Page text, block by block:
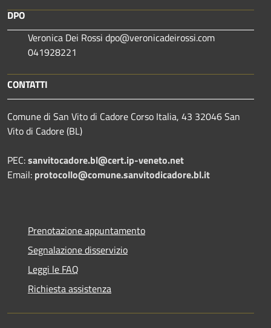
DPO
Veronica Dei Rossi dpo@veronicadeirossi.com
041928221
CONTATTI
Comune di San Vito di Cadore Corso Italia, 43 32046 San
Vito di Cadore (BL)
PEC:sanvitocadore.bl@cert.ip-veneto.net
Email: protocollo@comune.sanvitodicadore.bl.it
Prenotazione appuntamento
Segnalazione disservizio
Leggi le FAQ
Richiesta assistenza